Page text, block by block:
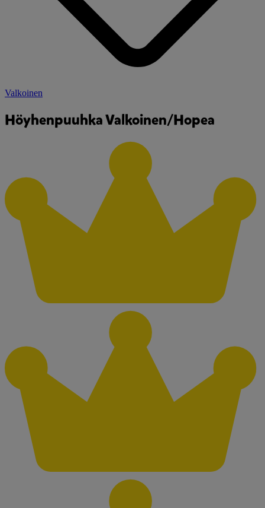
Valkoinen
Höyhenpuuhka Valkoinen/Hopea